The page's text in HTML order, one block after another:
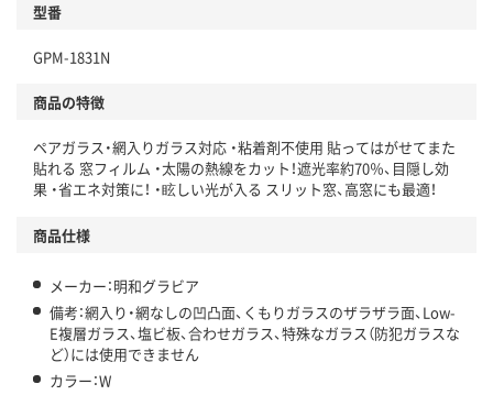
型番
GPM-1831N
商品の特徴
ペアガラス・網入りガラス対応 ・粘着剤不使用 貼ってはがせてまた
貼れる 窓フィルム ・太陽の熱線をカット！遮光率約70％、目隠し効
果 ・省エネ対策に！ ・眩しい光が入る スリット窓、高窓にも最適！
商品仕様
メーカー：明和グラビア
備考：網入り・網なしの凹凸面、くもりガラスのザラザラ面、Low-
E複層ガラス、塩ビ板、合わせガラス、特殊なガラス（防犯ガラスな
ど）には使用できません
カラー：W